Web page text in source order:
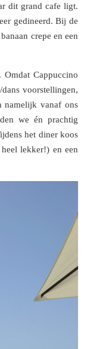
dit grand cafe ligt.
gedineerd. Bij de
crepe en een
Cappuccino
voorstellingen,
namelijk vanaf ons
we én prachtig
het diner koos
lekker!) en een